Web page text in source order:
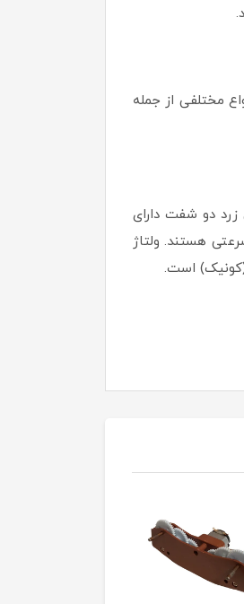
مختلفی از جمله
زرد دو شفت دارای
و دورهای بالا سرعتی هستند. ولتاژ